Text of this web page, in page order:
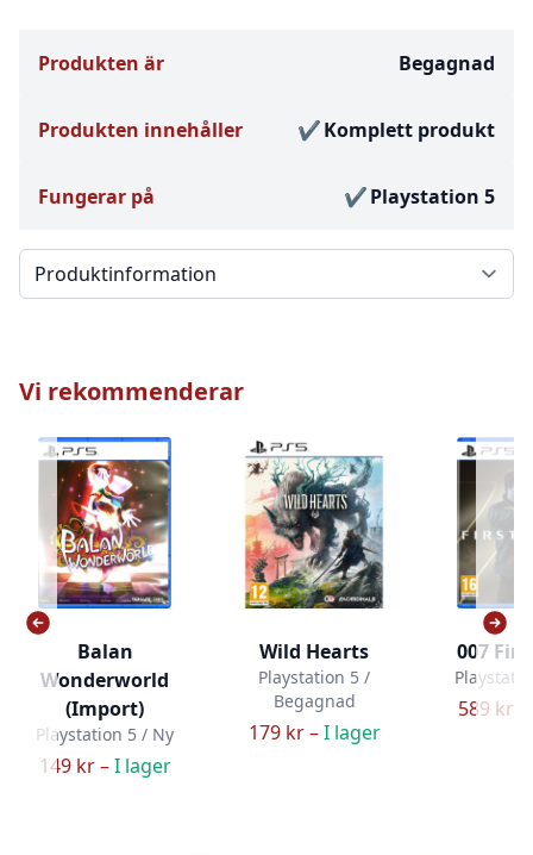
Produkten är Begagnad
Produkten innehåller Komplett produkt
Fungerar på Playstation 5
Välj en flik
Vi rekommenderar
Balan
Wonderworld
(Import)
Playstation 5 / Ny
149 kr –I lager
Wild Hearts
Playstation 5 /
Begagnad
179 kr –I lager
007
589 kr –